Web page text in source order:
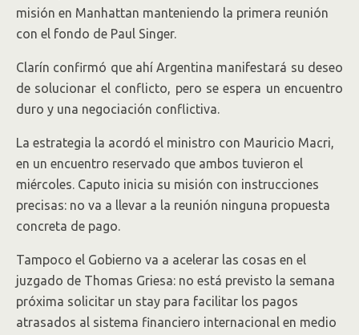
misión en Manhattan manteniendo la primera reunión
con el fondo de Paul Singer.
Clarín confirmó que ahí Argentina manifestará su deseo
de solucionar el conflicto, pero se espera un encuentro
duro y una negociación conflictiva.
La estrategia la acordó el ministro con Mauricio Macri,
en un encuentro reservado que ambos tuvieron el
miércoles. Caputo inicia su misión con instrucciones
precisas: no va a llevar a la reunión ninguna propuesta
concreta de pago.
Tampoco el Gobierno va a acelerar las cosas en el
juzgado de Thomas Griesa: no está previsto la semana
próxima solicitar un stay para facilitar los pagos
atrasados al sistema financiero internacional en medio